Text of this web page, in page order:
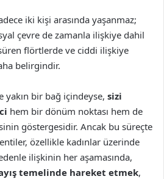
iki kişi arasında yaşanmaz;
çevre de zamanla ilişkiye dahil
flörtlerde ve ciddi ilişkiye
belirgindir.
yakın bir bağ içindeyse, sizi
hem bir dönüm noktası hem de
göstergesidir. Ancak bu süreçte
özellikle kadınlar üzerinde
ilişkinin her aşamasında,
temelinde hareket etmek,